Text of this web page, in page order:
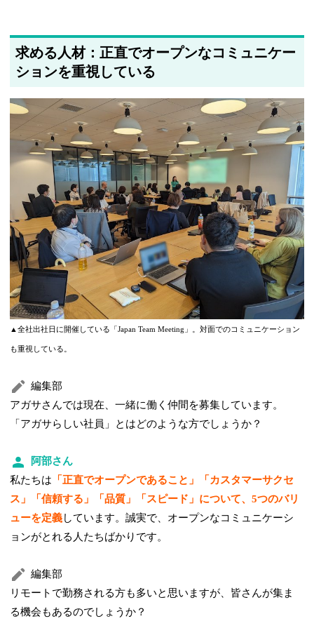
求める人材：正直でオープンなコミュニケー
ションを重視している
▲全社出社日に開催している「Japan Team Meeting」。対面でのコミュニケーション
も重視している。
編集部
アガサさんでは現在、一緒に働く仲間を募集しています。
「アガサらしい社員」とはどのような方でしょうか？
阿部さん
私たちは 「正直でオープンであること」「カスタマーサクセ
ス」「信頼する」「品質」「スピード」について、5つのバリ
ューを定義しています。誠実で、オープンなコミュニケーシ
ョンがとれる人たちばかりです。
編集部
リモートで勤務される方も多いと思いますが、皆さんが集ま
る機会もあるのでしょうか？